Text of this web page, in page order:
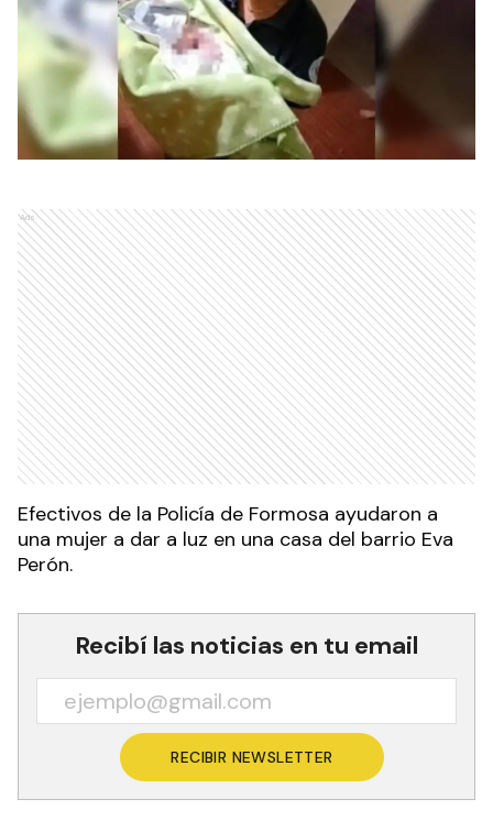
Ads
Efectivos de la Policía de Formosa ayudaron a
una mujer a dar a luz en una casa del barrio Eva
Perón.
Recibí las noticias en tu email
RECIBIR NEWSLETTER